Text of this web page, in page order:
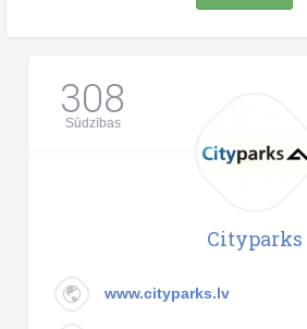
308
Sūdzības
Cityparks
www.cityparks.lv